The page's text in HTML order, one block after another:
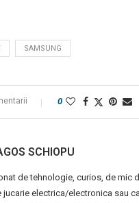
SAMSUNG
0
SCHIOPU
de tehnologie, curios, de mic
jucarie electrica/electronica sau